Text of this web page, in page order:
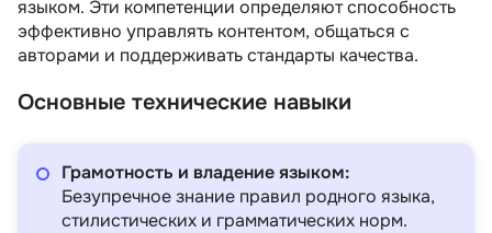
языком. Эти компетенции определяют способность
эффективно управлять контентом, общаться с
авторами и поддерживать стандарты качества.
Основные технические навыки
Грамотность и владение языком:
Безупречное знание правил родного языка,
стилистических и грамматических норм.
5 отзывов
Подробнее
GeekBrains 3 отзыва
от 449 680 сум Подробнее